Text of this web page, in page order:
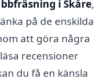
i Skåre,
på de enskilda
att göra några
recensioner
du få en känsla